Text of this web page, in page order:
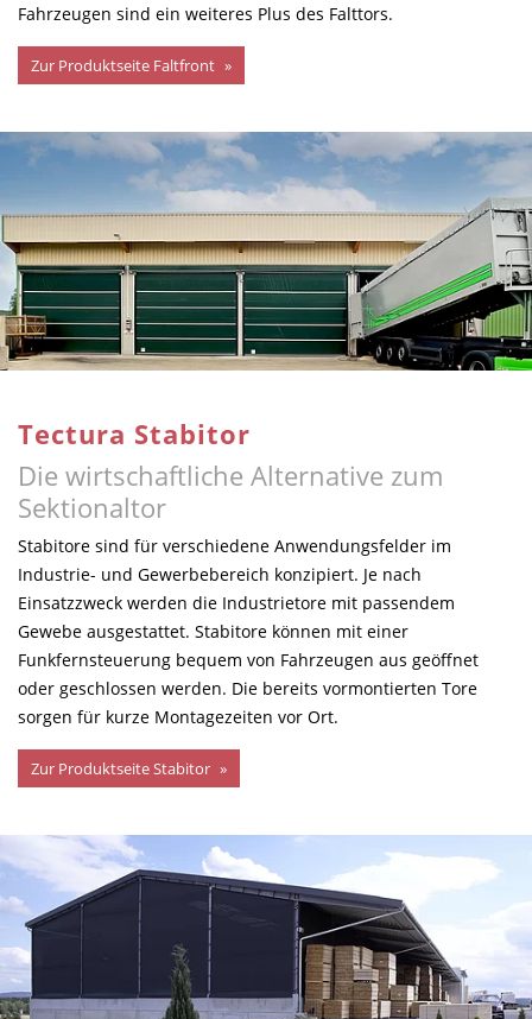
Fahrzeugen sind ein weiteres Plus des Falttors.
Zur Produktseite Faltfront
Tectura Stabitor
Die wirtschaftliche Alternative zum
Sektionaltor
Stabitore sind für verschiedene Anwendungsfelder im
Industrie- und Gewerbebereich konzipiert. Je nach
Einsatzzweck werden die Industrietore mit passendem
Gewebe ausgestattet. Stabitore können mit einer
Funkfernsteuerung bequem von Fahrzeugen aus geöffnet
oder geschlossen werden. Die bereits vormontierten Tore
sorgen für kurze Montagezeiten vor Ort.
Zur Produktseite Stabitor